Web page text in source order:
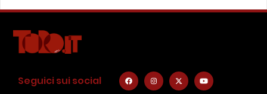
Seguici sui social